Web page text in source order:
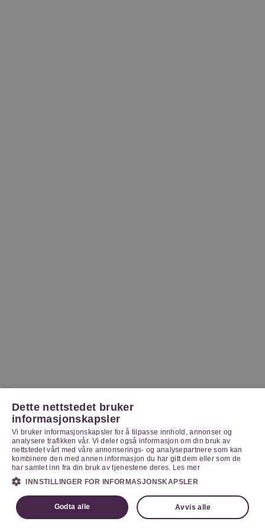
Dette nettstedet bruker
informasjonskapsler
Vi bruker informasjonskapsler for å tilpasse innhold, annonser og
analysere trafikken vår. Vi deler også informasjon om din bruk av
nettstedet vårt med våre annonserings- og analysepartnere som kan
kombinere den med annen informasjon du har gitt dem eller som de
har samlet inn fra din bruk av tjenestene deres. Les mer
INNSTILLINGER FOR INFORMASJONSKAPSLER
Godta alle Avvis alle